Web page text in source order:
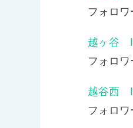
フォロ
越ヶ谷
フォロ
越谷西
フォロ